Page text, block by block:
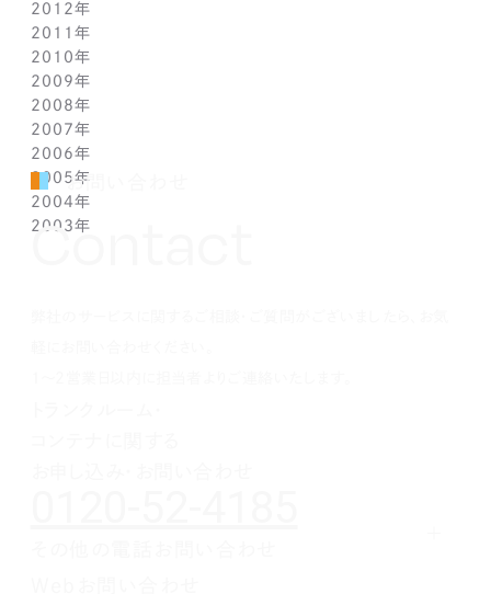
1月(2)
1月(2)
3月(1)
2月(1)
1月(2)
2月(1)
3月(1)
2月(1)
1月(1)
7月(1)
5月(1)
4月(1)
3月(1)
2月(1)
1月(1)
8月(1)
7月(1)
6月(1)
5月(1)
4月(1)
3月(1)
2月(1)
1月(1)
9月(1)
8月(1)
7月(1)
6月(1)
5月(1)
4月(1)
3月(1)
2月(1)
1月(1)
10月(1)
9月(1)
8月(1)
7月(1)
6月(1)
5月(1)
4月(1)
3月(1)
2月(1)
1月(1)
11月(1)
10月(1)
9月(1)
8月(1)
7月(1)
6月(1)
5月(1)
4月(1)
3月(1)
2月(1)
12月(1)
11月(1)
10月(1)
9月(1)
8月(1)
7月(1)
6月(1)
5月(1)
4月(1)
3月(1)
2012年
12月(1)
11月(1)
10月(1)
9月(1)
8月(1)
7月(1)
6月(1)
5月(1)
4月(1)
2011年
12月(1)
11月(1)
10月(1)
9月(1)
8月(1)
7月(1)
6月(1)
5月(1)
2010年
12月(1)
11月(1)
10月(1)
9月(1)
8月(1)
7月(1)
6月(1)
2009年
12月(1)
11月(1)
10月(1)
9月(1)
8月(1)
7月(1)
2008年
12月(1)
11月(1)
10月(1)
9月(1)
8月(1)
2007年
12月(1)
11月(1)
10月(1)
9月(1)
2006年
12月(1)
11月(1)
10月(1)
2005年
12月(1)
11月(1)
2004年
12月(1)
2003年
お問い合わせ
Contact